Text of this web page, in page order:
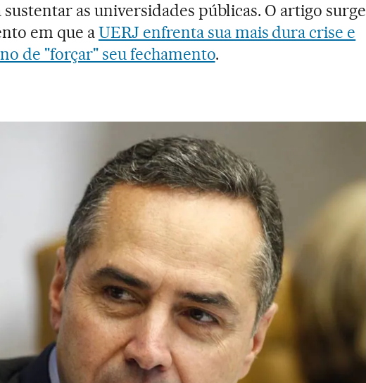
as universidades públicas. O artigo surge
em que aUERJ enfrenta sua mais dura crise e
de "forçar" seu fechamento.